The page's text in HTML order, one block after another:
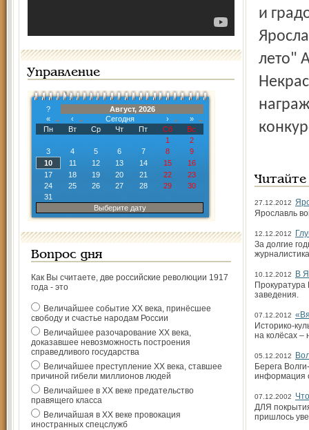
Управление
?
Август, 2026
«
‹ Сегодня ›
»
Пн
Вт Ср Чт Пт Сб
Вс
1
2
3
4 5 6 7 8
9
10
11 12 13 14 15
16
17
18 19 20 21 22
23
24
25 26 27 28 29
30
31
Выберите дату
Вопрос дня
Как Вы считаете, две российские революции 1917
года - это
Величайшее событие ХХ века, принёсшее
свободу и счастье народам России
Величайшее разочарование ХХ века,
доказавшее невозможность построения
справедливого государства
Величайшее преступление ХХ века, ставшее
причиной гибели миллионов людей
Величайшее в ХХ веке предательство
правящего класса
Величайшая в ХХ веке провокация
иностранных спецслужб
и
лето"
27.12.2012
Ярославль
12.12.2012
За долгие
10.12.2012
В
Прокуратура
заведения.
07.12.2012
Историко-
на колёсах –
05.12.2012
Берега
информация
07.12.2002
ДЛЯ
пришлось